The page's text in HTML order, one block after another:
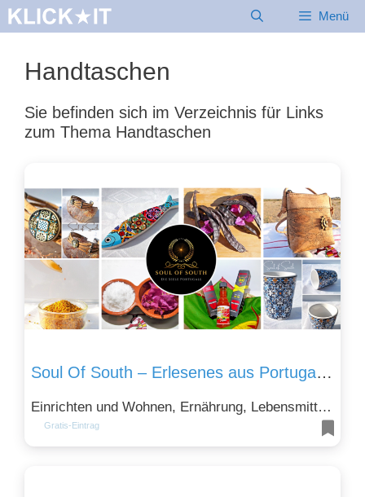
Zum
Inhalt
Menü
Handtaschen
Sie befinden sich im Verzeichnis für Links
zum Thema Handtaschen
Soul Of South – Erlesenes aus Portugal | Algarve
Einrichten und Wohnen, Ernährung, Lebensmittel und Genuss, Mode, Bekleidung und Kosmetik und Tourismus und Gastronomie
Gratis-Eintrag